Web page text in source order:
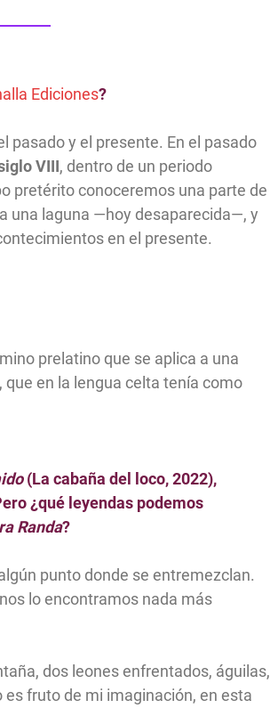
Ediciones?
pasado y el presente. En el pasado
VIII, dentro de un periodo
pretérito conoceremos una parte de
una laguna —hoy desaparecida—, y
en el presente.
prelatino que se aplica a una
, que en la lengua celta tenía como
(La cabaña del loco, 2022),
¿qué leyendas podemos
Randa?
punto donde se entremezclan.
nos lo encontramos nada más
dos leones enfrentados, águilas,
fruto de mi imaginación, en esta